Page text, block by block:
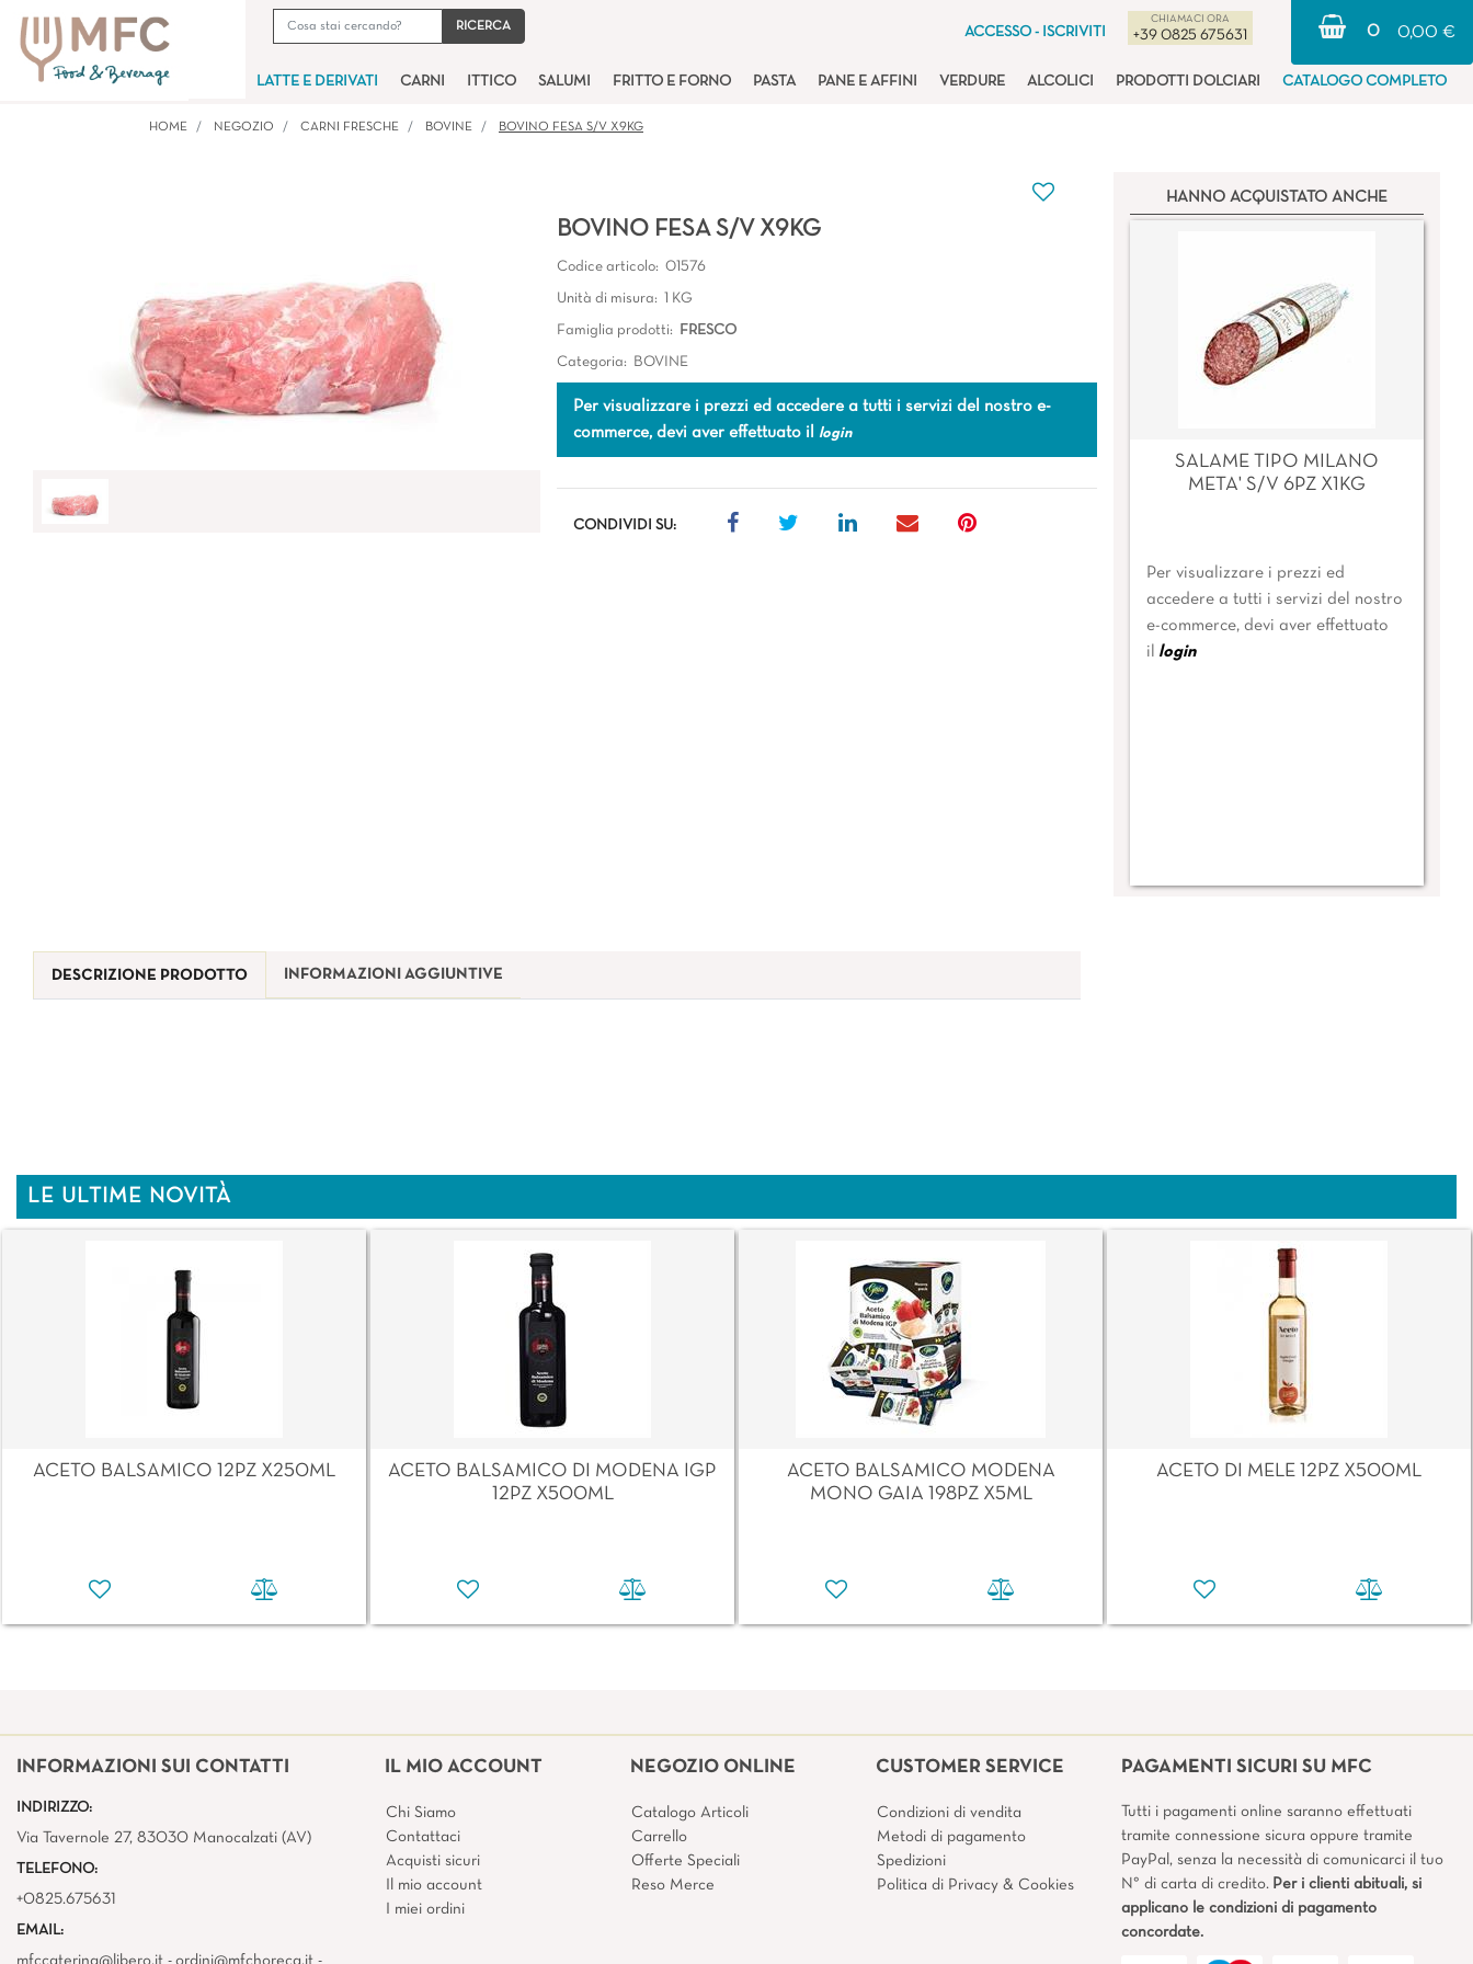
ACCESSO - ISCRIVITI
CHIAMACI ORA
+39 0825 675631 0 0,00 €
LATTE E DERIVATI CARNI ITTICO SALUMI FRITTO E FORNO PASTA PANE E AFFINI VERDURE ALCOLICI PRODOTTI DOLCIARI CATALOGO COMPLETO
HOME NEGOZIO CARNI FRESCHE BOVINE BOVINO FESA S/V X9KG
BOVINO FESA S/V X9KG
Codice articolo: 01576
Unità di misura: 1 KG
Famiglia prodotti: FRESCO
Categoria: BOVINE
Per visualizzare i prezzi ed accedere a tutti i servizi del nostro e-
commerce, devi aver effettuato il login
CONDIVIDI SU:
HANNO ACQUISTATO ANCHE
SALAME TIPO MILANO
META' S/V 6PZ X1KG
Per visualizzare i prezzi ed
accedere a tutti i servizi del nostro
e-commerce, devi aver effettuato
il
login
DESCRIZIONE PRODOTTO INFORMAZIONI AGGIUNTIVE
LE ULTIME NOVITÀ
ACETO BALSAMICO 12PZ X250ML
ACETO BALSAMICO DI MODENA IGP
12PZ X500ML
ACETO BALSAMICO MODENA
MONO GAIA 198PZ X5ML
ACETO DI MELE 12PZ X500ML
INFORMAZIONI SUI CONTATTI
INDIRIZZO:
Via Tavernole 27, 83030 Manocalzati (AV)
TELEFONO:
+0825.675631
EMAIL:
mfccatering@libero.it - ordini@mfchoreca.it -
IL MIO ACCOUNT
Chi Siamo
Contattaci
Acquisti sicuri
Il mio account
I miei ordini
NEGOZIO ONLINE
Catalogo Articoli
Carrello
Offerte Speciali
Reso Merce
CUSTOMER SERVICE
Condizioni di vendita
Metodi di pagamento
Spedizioni
Politica di Privacy & Cookies
PAGAMENTI SICURI SU MFC
Tutti i pagamenti online saranno effettuati
tramite connessione sicura oppure tramite
PayPal, senza la necessità di comunicarci il tuo
N° di carta di credito. Per i clienti abituali, si
applicano le condizioni di pagamento
concordate.